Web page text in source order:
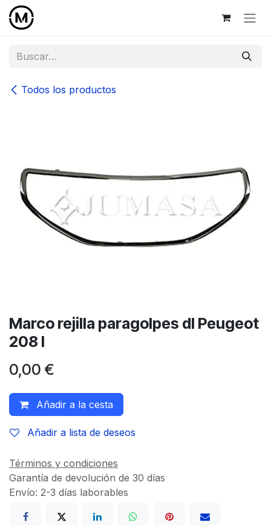
Ir al contenido
Todos los productos
Marco rejilla paragolpes dl Peugeot
208 I
0,00 €
Añadir a la cesta
Añadir a lista de deseos
Términos y condiciones
Garantía de devolución de 30 días
Envío: 2-3 días laborables